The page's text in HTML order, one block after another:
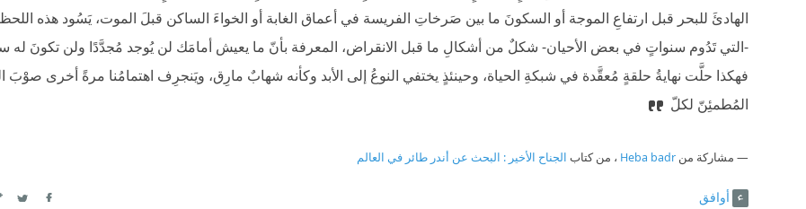
الهادئَ للبحر قبل ارتفاعِ الموجة أو السكونَ ما بين صَرخاتِ الفريسة في أعماق الغابة أو الخواءَ الساكن قبلَ الموت، يَسُود هذه
-التي تَدُوم سنواتٍ في بعض الأحيان- شكلٌ من أشكالِ ما قبل الانقراض، المعرفة بأنّ ما يعيش أمامَك لن يُوجد مُجدَّدًا ولن تكونَ له
فهكذا حلَّت نهايةُ حلقةٍ مُعقَّدة في شبكةِ الحياة، وحينئذٍ يختفي النوعُ إلى الأبد وكأنه شهابٌ مارِق، ويَنجرِف اهتمامُنا مرةً أخرى صوْبَ
المُطمئِنّ لكلّ
مشاركة منHeba badr ، من كتاب الجناح الأخير : البحث عن أندر طائر في العالم
أوافق